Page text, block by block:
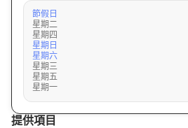
節假日
星期二
星期四
星期日
星期六
星期三
星期五
星期一
提供項目